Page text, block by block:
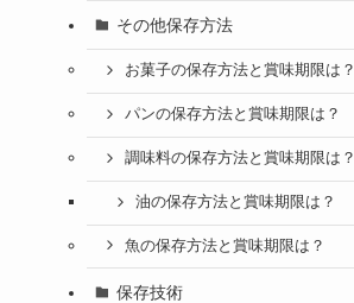
その他保存方法
お菓子の保存方法と賞味期限は？
パンの保存方法と賞味期限は？
調味料の保存方法と賞味期限は？
油の保存方法と賞味期限は？
魚の保存方法と賞味期限は？
保存技術